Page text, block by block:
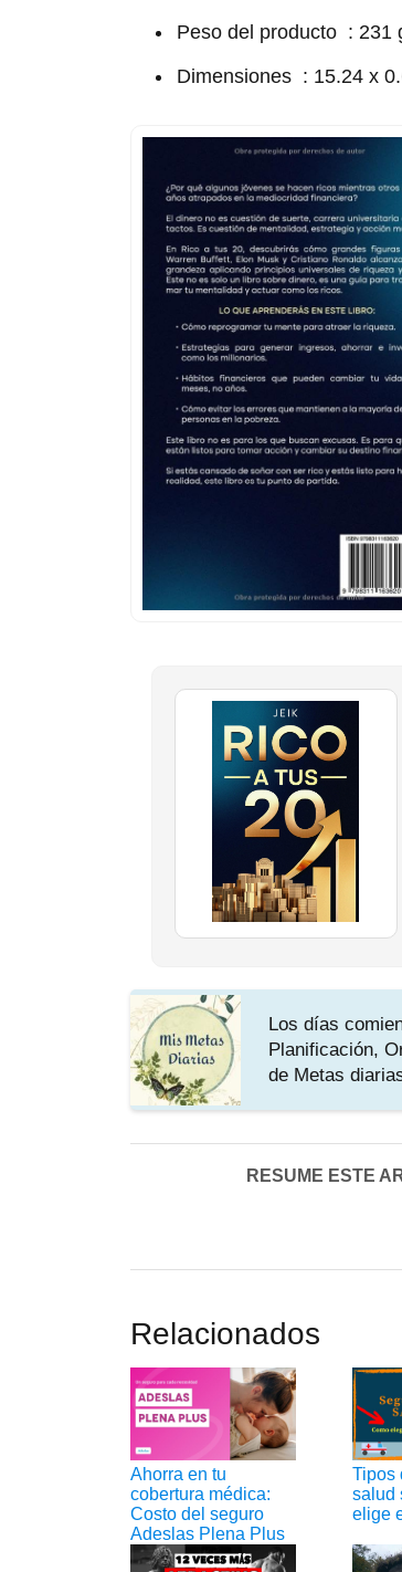
Peso del producto ‏ ‎:
Dimensiones ‏ ‎:
Los días
Planificación,
de Metas
RESUME ESTE
Relacionados
Ahorra en tu
cobertura médica:
Costo del seguro
Adeslas Plena Plus
Tipos
salud
elige